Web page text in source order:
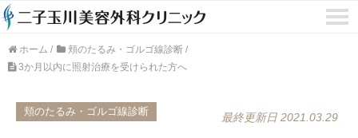
ホーム / 頬のたるみ・ゴルゴ線診断 /
3か月以内に照射治療を受けられた方へ
頬のたるみ・ゴルゴ線診断 最終更新日 2021.03.29